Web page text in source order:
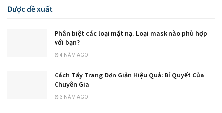
Được đề xuất
Phân biệt các loại mặt nạ. Loại mask nào phù hợp
với bạn?
4 NĂM AGO
Cách Tẩy Trang Đơn Giản Hiệu Quả: Bí Quyết Của
Chuyên Gia
3 NĂM AGO